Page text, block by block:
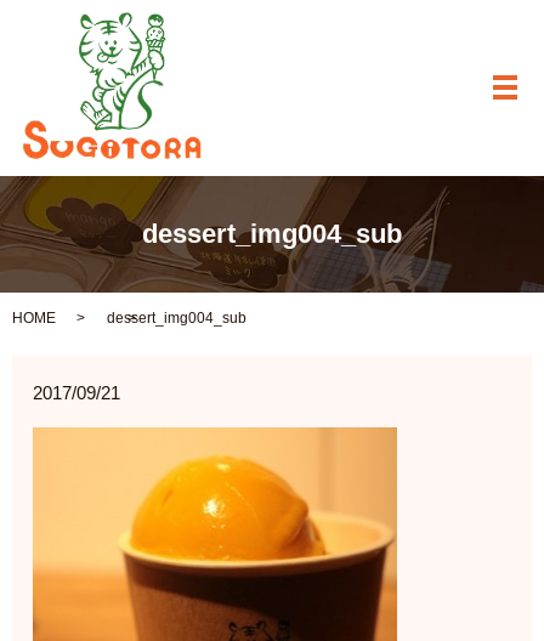
メ
dessert_img004_sub
HOME dessert_img004_sub
2017/09/21